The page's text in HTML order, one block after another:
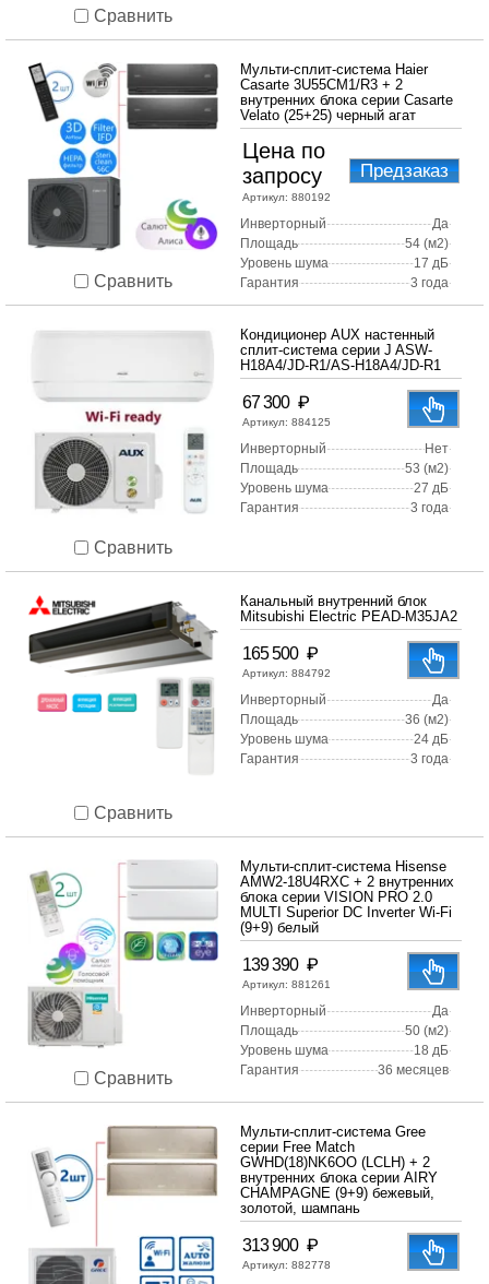
Сравнить
Сравнить
Мульти-сплит-система Haier
Casarte 3U55CM1/R3 + 2
внутренних блока серии Casarte
Velato (25+25) черный агат
Цена по
запросу
Артикул: 880192
Предзаказ
Инверторный
Да
Площадь
54 (м2)
Уровень шума
17 дБ
Гарантия
3 года
Сравнить
Кондиционер AUX настенный
сплит-система серии J ASW-
H18A4/JD-R1/AS-H18A4/JD-R1
67 300 ₽
Артикул: 884125
Инверторный
Нет
Площадь
53 (м2)
Уровень шума
27 дБ
Гарантия
3 года
Сравнить
Канальный внутренний блок
Mitsubishi Electric PEAD-M35JA2
165 500 ₽
Артикул: 884792
Инверторный
Да
Площадь
36 (м2)
Уровень шума
24 дБ
Гарантия
3 года
Сравнить
Мульти-сплит-система Hisense
AMW2-18U4RXC + 2 внутренних
блока серии VISION PRO 2.0
MULTI Superior DC Inverter Wi-Fi
(9+9) белый
139 390 ₽
Артикул: 881261
Инверторный
Да
Площадь
50 (м2)
Уровень шума
18 дБ
Гарантия
36 месяцев
Мульти-сплит-система Gree
серии Free Match
GWHD(18)NK6OO (LCLH) + 2
внутренних блока серии AIRY
CHAMPAGNE (9+9) бежевый,
золотой, шампань
313 900 ₽
Артикул: 882778